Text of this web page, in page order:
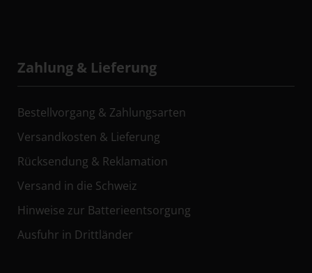
Zahlung & Lieferung
Bestellvorgang & Zahlungsarten
Versandkosten & Lieferung
Rücksendung & Reklamation
Versand in die Schweiz
Hinweise zur Batterieentsorgung
Ausfuhr in Drittländer